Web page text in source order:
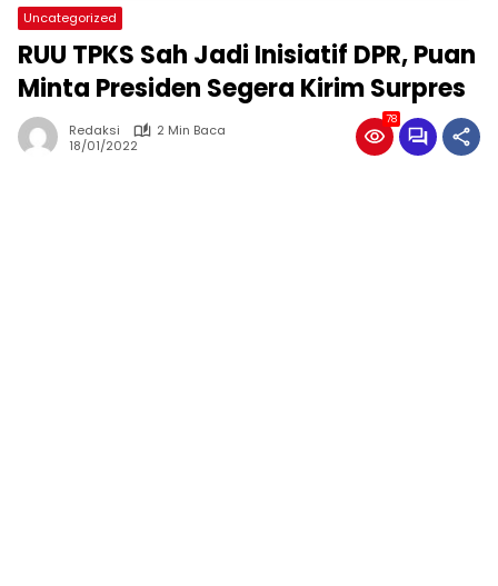
Uncategorized
RUU TPKS Sah Jadi Inisiatif DPR, Puan
Minta Presiden Segera Kirim Surpres
Redaksi
2 Min Baca
18/01/2022
78